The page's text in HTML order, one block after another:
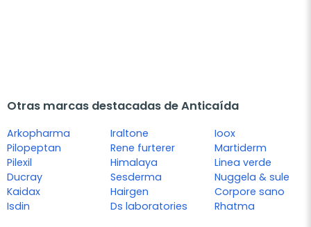
Otras marcas destacadas de Anticaída
Arkopharma
Pilopeptan
Pilexil
Ducray
Kaidax
Isdin
Iraltone
Rene furterer
Himalaya
Sesderma
Hairgen
Ds laboratories
Ioox
Martiderm
Linea verde
Nuggela & sule
Corpore sano
Rhatma